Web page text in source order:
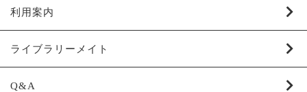
利用案内
ライブラリーメイト
Q&A